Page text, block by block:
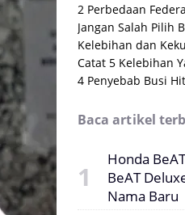
2 Perbedaan
Jangan Salah Pilih
Kelebihan dan
Catat 5 Kelebihan
4 Pеnуеbаb Buѕі
Baca artikel
Honda
BeAT
Nama Baru